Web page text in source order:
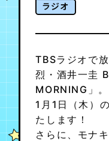
年会
FC TICKET
月会員制ファ
ラジオ
TBSラジオで
烈・酒井一圭
MORNING」。
1月1日（木）
たします！
さらに、モナ